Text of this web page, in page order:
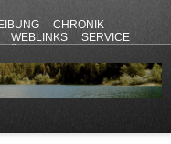
CHRONIK
WEBLINKS
SERVICE